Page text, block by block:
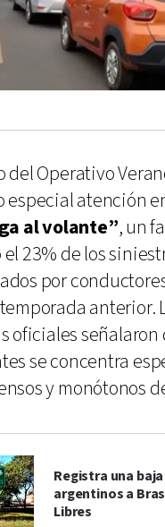
del Operativo
especial atención
al volante”, un
23% de los
por
anterior.
oficiales
se concentra
y monótonos
Registra una
argentinos a
Libres